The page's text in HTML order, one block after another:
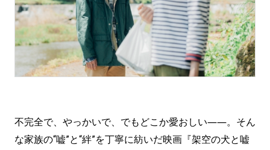
不完全で、やっかいで、でもどこか愛おしい――。そん
な家族の“嘘”と“絆”を丁寧に紡いだ映画『架空の犬と嘘